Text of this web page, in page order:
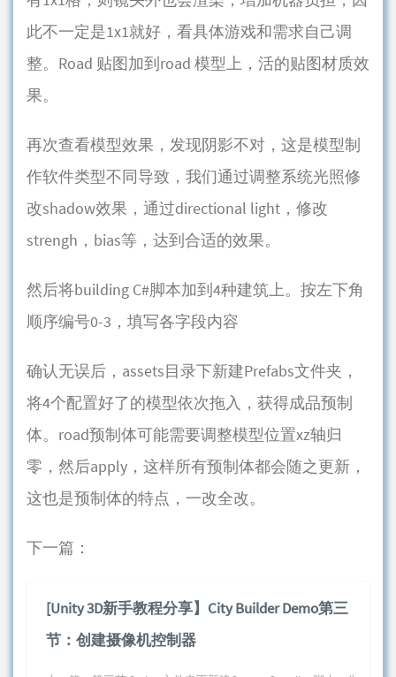
此不一定是1x1就好，看具体游戏和需求自己调
整。Road 贴图加到road 模型上，活的贴图材质效
果。
再次查看模型效果，发现阴影不对，这是模型制
作软件类型不同导致，我们通过调整系统光照修
改shadow效果，通过directional light，修改
strengh，bias等，达到合适的效果。
然后将building C#脚本加到4种建筑上。按左下角
顺序编号0-3，填写各字段内容
确认无误后，assets目录下新建Prefabs文件夹，
将4个配置好了的模型依次拖入，获得成品预制
体。road预制体可能需要调整模型位置xz轴归
零，然后apply，这样所有预制体都会随之更新，
这也是预制体的特点，一改全改。
下一篇：
[Unity 3D新手教程分享】City Builder Demo第三
节：创建摄像机控制器